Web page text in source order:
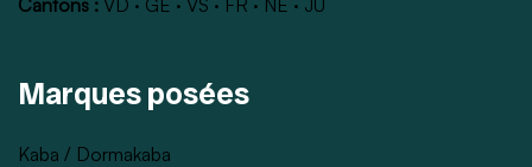
Marques posées
Kaba / Dormakaba